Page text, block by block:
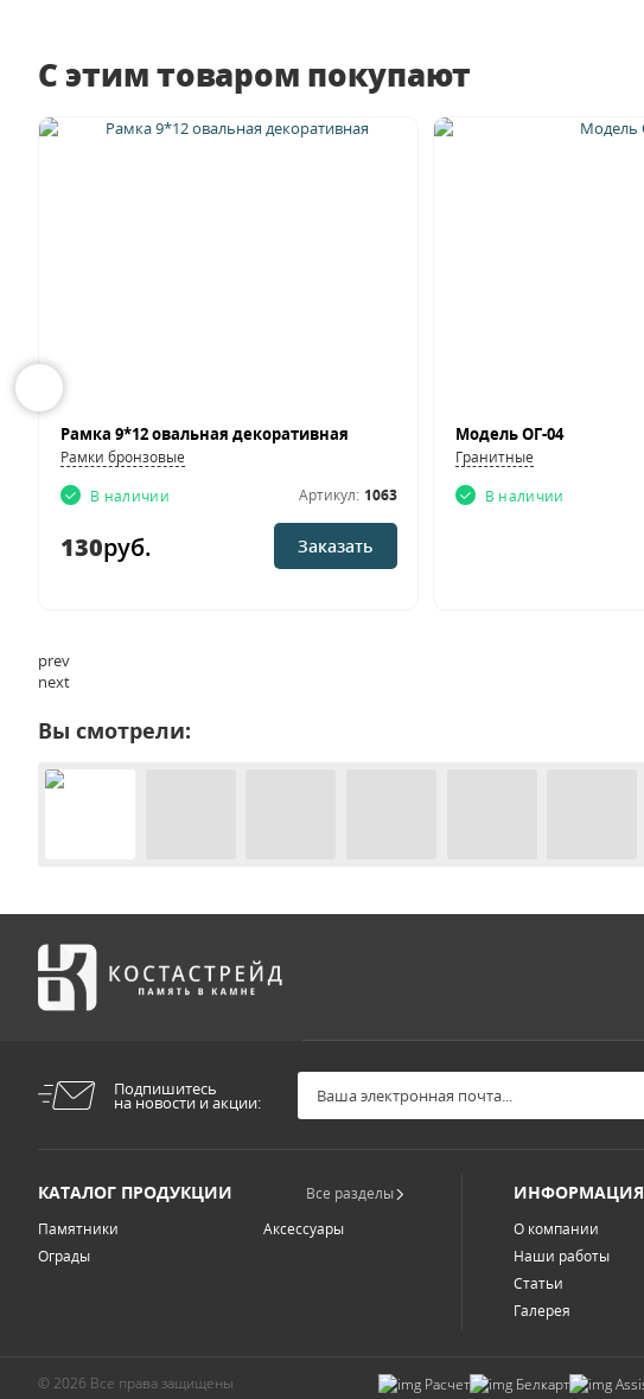
С этим товаром покупают
Рамка 9*12 овальная декоративная
Рамки бронзовые
В наличии
Артикул: 1063
130руб. Заказать
Модель ОГ-04
Гранитные
В наличии
prev
next
Вы смотрели:
Подпишитесь
на новости и акции:
КАТАЛОГ ПРОДУКЦИИ
Все разделы
Памятники
Аксессуары
Ограды
ИНФОРМАЦИЯ
О компании
Наши работы
Статьи
Галерея
© 2026 Все права защищены